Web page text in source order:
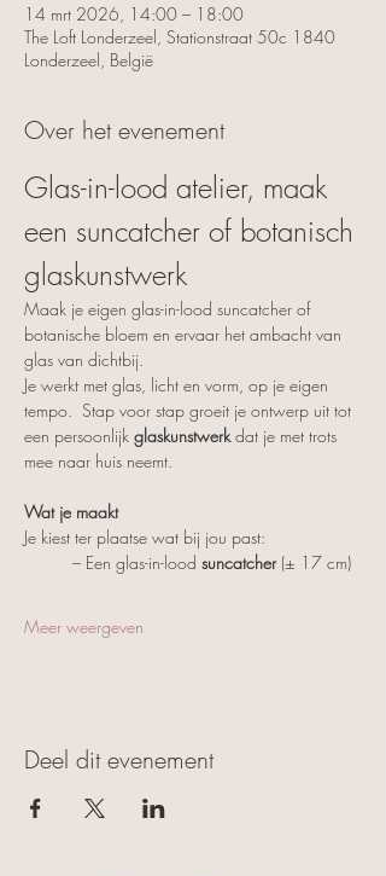
14 mrt 2026, 14:00 – 18:00
The Loft Londerzeel, Stationstraat 50c 1840
Londerzeel, België
Over het evenement
Glas-in-lood atelier, maak
een suncatcher of botanisch
glaskunstwerk
Maak je eigen glas-in-lood suncatcher of
botanische bloem en ervaar het ambacht van
glas van dichtbij.
Je werkt met glas, licht en vorm, op je eigen
tempo.  Stap voor stap groeit je ontwerp uit tot
een persoonlijk glaskunstwerk dat je met trots
mee naar huis neemt.
Wat je maakt
Je kiest ter plaatse wat bij jou past:
	– Een glas-in-lood
suncatcher (± 17 cm)
Meer weergeven
Deel dit evenement